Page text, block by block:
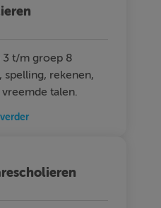
3 t/m groep 8
spelling, rekenen,
talen.